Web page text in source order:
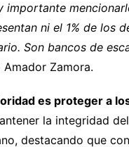
importante
ni el 1% de los
Son bancos de
Amador Zamora.
es proteger a
la integridad
destacando que